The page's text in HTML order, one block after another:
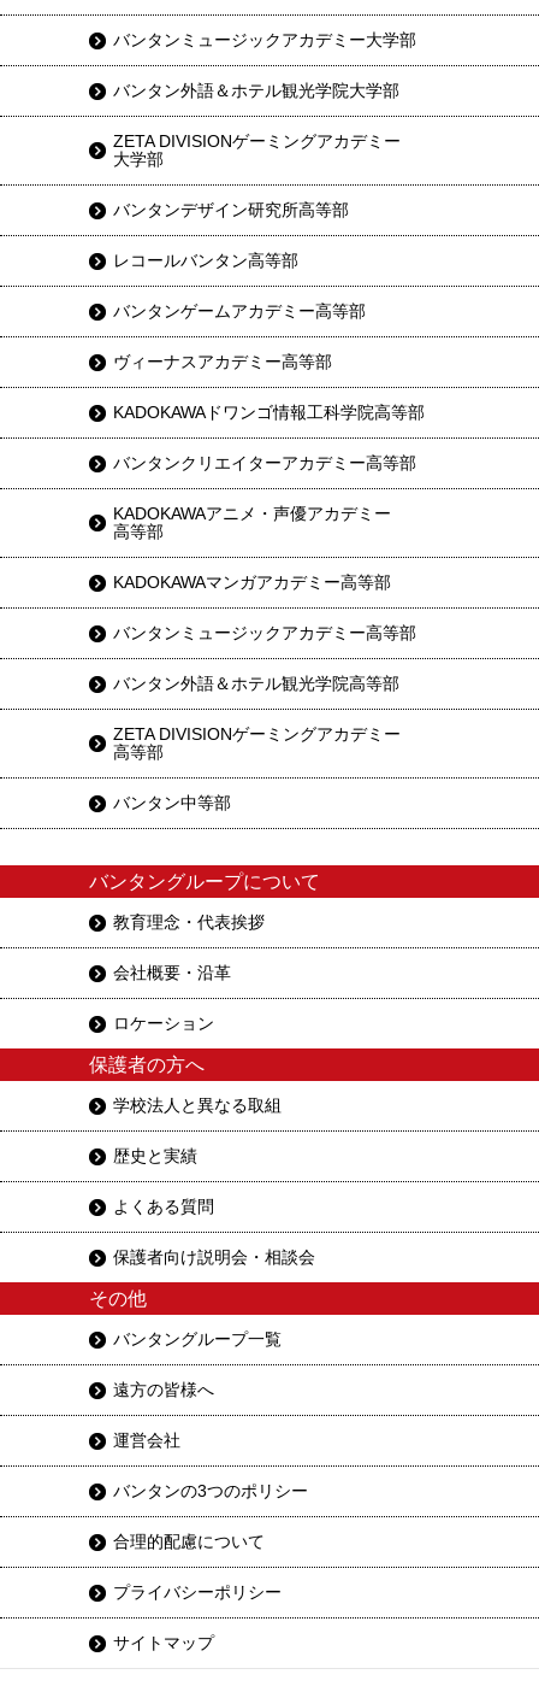
バンタンミュージックアカデミー大学部
バンタン外語＆ホテル観光学院大学部
ZETA DIVISIONゲーミングアカデミー
大学部
バンタンデザイン研究所高等部
レコールバンタン高等部
バンタンゲームアカデミー高等部
ヴィーナスアカデミー高等部
KADOKAWAドワンゴ情報工科学院高等部
バンタンクリエイターアカデミー高等部
KADOKAWAアニメ・声優アカデミー
高等部
KADOKAWAマンガアカデミー高等部
バンタンミュージックアカデミー高等部
バンタン外語＆ホテル観光学院高等部
ZETA DIVISIONゲーミングアカデミー
高等部
バンタン中等部
バンタングループについて
教育理念・代表挨拶
会社概要・沿革
ロケーション
保護者の方へ
学校法人と異なる取組
歴史と実績
よくある質問
保護者向け説明会・相談会
その他
バンタングループ一覧
遠方の皆様へ
運営会社
バンタンの3つのポリシー
合理的配慮について
プライバシーポリシー
サイトマップ